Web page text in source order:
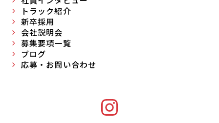
トラック紹介
新卒採用
会社説明会
募集要項一覧
ブログ
応募・お問い合わせ